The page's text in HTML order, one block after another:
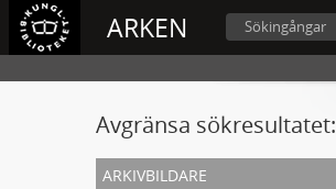
ARKEN Sökingångar
Avgränsa sökresultatet:
arkivbildare